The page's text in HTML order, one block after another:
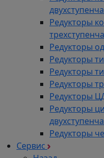
Редукторы
Редукторы
Редукторы
Редукторы
Редукторы
Редукторы
Редукторы
Редукторы
Сервис